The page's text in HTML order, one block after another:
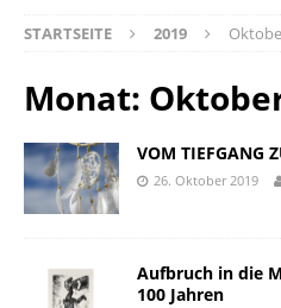
STARTSEITE 2019
Monat:
VOM TIEFGANG
26. Oktober 2019
Aufbruch in die
100 Jahren